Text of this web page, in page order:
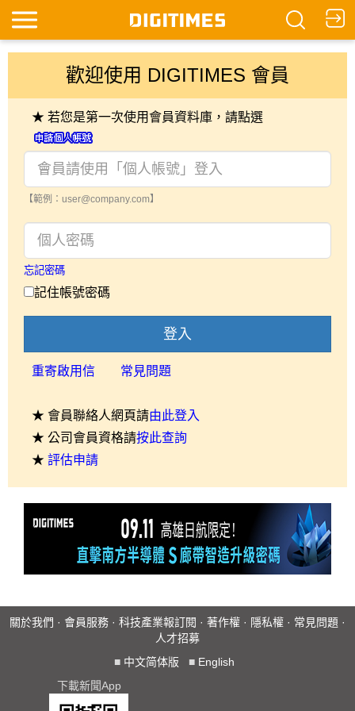
歡迎使用 DIGITIMES 會員
★ 若您是第一次使用會員資料庫，請點選
【範例：user@company.com】
忘記密碼
記住帳號密碼
登入
重寄啟用信 常見問題
★ 會員聯絡人網頁請由此登入
★ 公司會員資格請按此查詢
★ 評估申請
關於我們 · 會員服務 · 科技產業報訂閱 · 著作權 · 隱私權 · 常見問題 ·
人才招募
■ 中文简体版 ■ English
下載新聞App